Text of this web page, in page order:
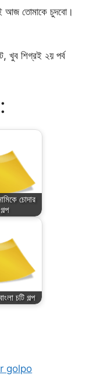
আজ তোমাকে চুদবো।
খুব শিগ্রই ২য় পর্ব
চোদার
চটি গল্প
golpo